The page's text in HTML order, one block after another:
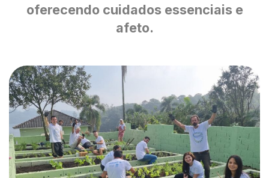
oferecendo cuidados essenciais e
afeto.